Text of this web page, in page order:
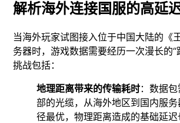
解析海外连接国服的高延
当海外玩家试图接入位于中国大陆的《
务器时，游戏数据需要经历一次漫长的“
挑战包括：
地理距离带来的传输耗时：数据
部的光缆，从海外地区到国内服
径最优，物理距离造成的基础延